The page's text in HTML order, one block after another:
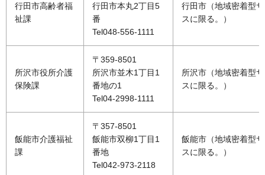
行田市高齢者福
祉課
行田市本丸2丁目5
番
Tel048-556-1111
行田市（地域密着型
スに限る。）
所沢市役所介護
保険課
〒359-8501
所沢市並木1丁目1
番地の1
Tel04-2998-1111
所沢市（地域密着型
スに限る。）
飯能市介護福祉
課
〒357-8501
飯能市双柳1丁目1
番地
Tel042-973-2118
飯能市（地域密着型
スに限る。）